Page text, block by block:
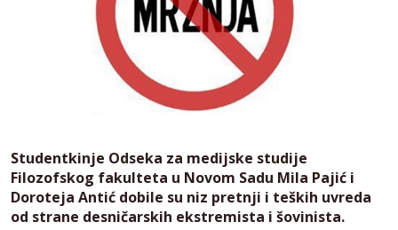
Studentkinje Odseka za medijske studije
Filozofskog fakulteta u Novom Sadu Mila Pajić i
Doroteja Antić dobile su niz pretnji i teških uvreda
od strane desničarskih ekstremista i šovinista.